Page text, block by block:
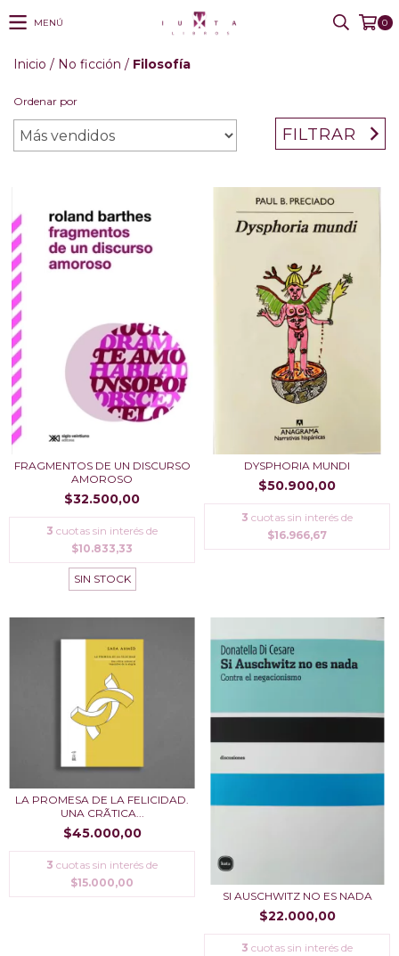
MENÚ 0
Inicio / No ficción / Filosofía
Ordenar por
FILTRAR
FRAGMENTOS DE UN DISCURSO
AMOROSO
$32.500,00
3 cuotas sin interés de
$10.833,33
SIN STOCK
DYSPHORIA MUNDI
$50.900,00
3 cuotas sin interés de
$16.966,67
LA PROMESA DE LA FELICIDAD.
UNA CRÃ­TICA...
$45.000,00
3 cuotas sin interés de
$15.000,00
SI AUSCHWITZ NO ES NADA
$22.000,00
3 cuotas sin interés de